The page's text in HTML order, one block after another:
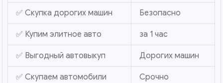
✅ Скупка дорогих машин Безопасно
✅ Купим элитное авто за 1 час
✅ Выгодный автовыкуп Дорогих машин
✅ Скупаем автомобили Срочно